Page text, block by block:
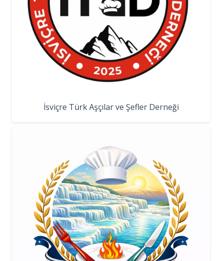
İsviçre Türk Aşçılar ve Şefler Derneği